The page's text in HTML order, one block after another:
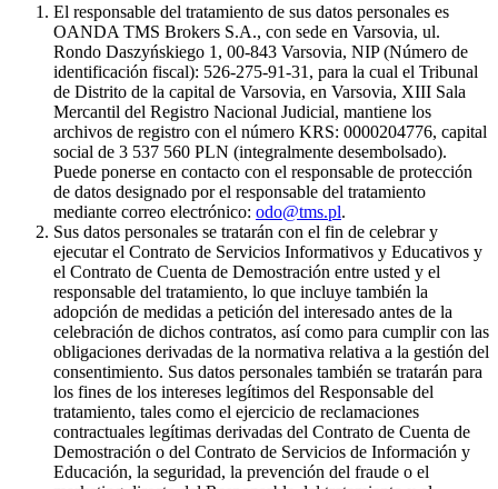
El responsable del tratamiento de sus datos personales es
OANDA TMS Brokers S.A., con sede en Varsovia, ul.
Rondo Daszyńskiego 1, 00-843 Varsovia, NIP (Número de
identificación fiscal): 526-275-91-31, para la cual el Tribunal
de Distrito de la capital de Varsovia, en Varsovia, XIII Sala
Mercantil del Registro Nacional Judicial, mantiene los
archivos de registro con el número KRS: 0000204776, capital
social de 3 537 560 PLN (integralmente desembolsado).
Puede ponerse en contacto con el responsable de protección
de datos designado por el responsable del tratamiento
mediante correo electrónico: odo@tms.pl.
Sus datos personales se tratarán con el fin de celebrar y
ejecutar el Contrato de Servicios Informativos y Educativos y
el Contrato de Cuenta de Demostración entre usted y el
responsable del tratamiento, lo que incluye también la
adopción de medidas a petición del interesado antes de la
celebración de dichos contratos, así como para cumplir con las
obligaciones derivadas de la normativa relativa a la gestión del
consentimiento. Sus datos personales también se tratarán para
los fines de los intereses legítimos del Responsable del
tratamiento, tales como el ejercicio de reclamaciones
contractuales legítimas derivadas del Contrato de Cuenta de
Demostración o del Contrato de Servicios de Información y
Educación, la seguridad, la prevención del fraude o el